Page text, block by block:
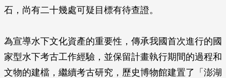
石，尚有二十幾處可疑目標有待查證。
為宣導水下文化資產的重要性，傳承我國首次進行的國
家型水下考古工作經驗，並保留計畫執行期間的過程和
文物的建檔，繼續考古研究，歷史博物館建置了「澎湖